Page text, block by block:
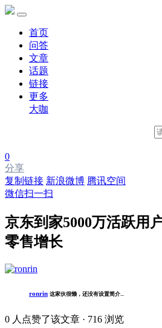
首页
问答
文章
话题
链接
更多
大咖
0
分享
复制链接 新浪微博 腾讯空间
微信扫一扫
京东到家5000万活跃用
零售增长
ronrin 这家伙很懒，还没有设置简介...
0 人点赞了该文章 · 716 浏览